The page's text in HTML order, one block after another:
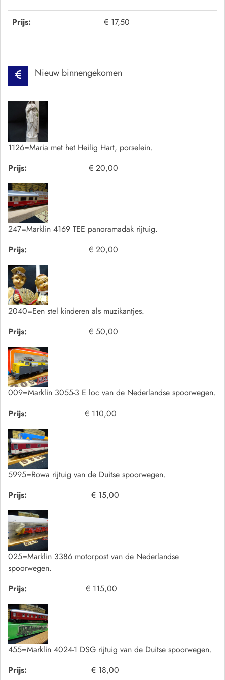
Prijs: € 17,50
Nieuw binnengekomen
1126=Maria met het Heilig Hart, porselein.
Prijs:
€ 20,00
247=Marklin 4169 TEE panoramadak rijtuig.
Prijs:
€ 20,00
2040=Een stel kinderen als muzikantjes.
Prijs:
€ 50,00
009=Marklin 3055-3 E loc van de Nederlandse spoorwegen.
Prijs:
€ 110,00
5995=Rowa rijtuig van de Duitse spoorwegen.
Prijs:
€ 15,00
025=Marklin 3386 motorpost van de Nederlandse
spoorwegen.
Prijs:
€ 115,00
455=Marklin 4024-1 DSG rijtuig van de Duitse spoorwegen.
Prijs:
€ 18,00